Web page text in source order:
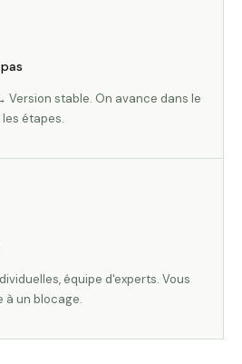
stable. On avance dans le
étapes.
équipe d'experts. Vous
à un blocage.